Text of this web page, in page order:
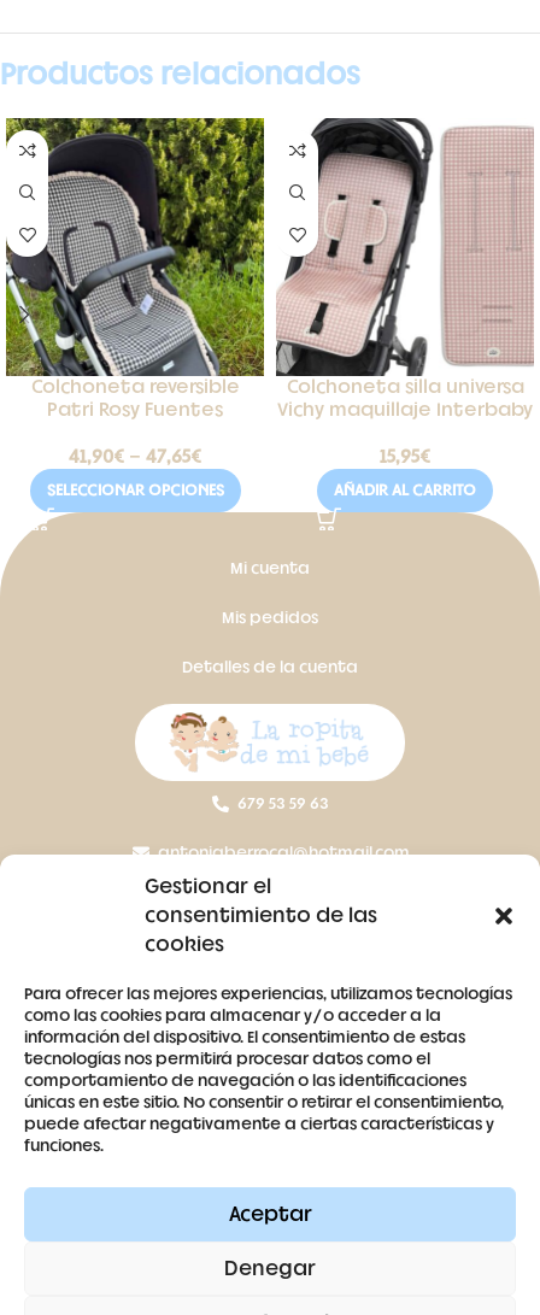
Gestionar el
consentimiento de las
cookies
Para ofrecer las mejores experiencias, utilizamos tecnologías
como las cookies para almacenar y/o acceder a la
información del dispositivo. El consentimiento de estas
tecnologías nos permitirá procesar datos como el
comportamiento de navegación o las identificaciones
únicas en este sitio. No consentir o retirar el consentimiento,
puede afectar negativamente a ciertas características y
funciones.
Aceptar
Denegar
Productos relacionados
Colchoneta reversible
Patri Rosy Fuentes
41,90€ - 47,65€
SELECCIONAR OPCIONES
Colchoneta silla universa
Vichy maquillaje Interbaby
15,95€
AÑADIR AL CARRITO
Mi cuenta
Mis pedidos
Detalles de la cuenta
679 53 59 63
antoniaberrocal@hotmail.com
Contacto
Términos y condiciones
Política de cookies